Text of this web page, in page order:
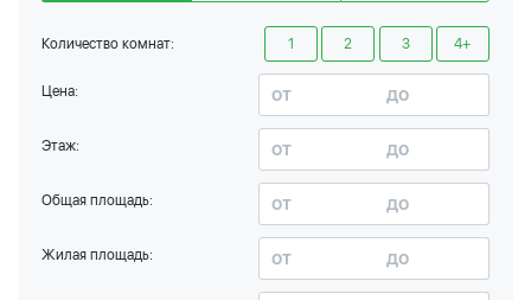
Количество комнат: 1 2 3 4+
Цена:
Этаж:
Общая площадь:
Жилая площадь: